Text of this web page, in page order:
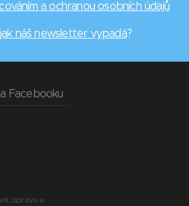
a ochranou osobních údajů
jak náš newsletter vypadá?
Facebooku
úpravu a